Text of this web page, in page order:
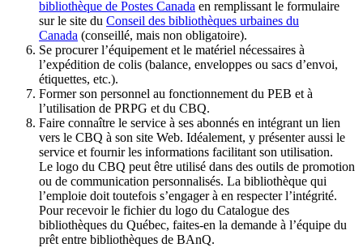
bibliothèque de Postes Canada en remplissant le formulaire
sur le site du Conseil des bibliothèques urbaines du
Canada (conseillé, mais non obligatoire).
Se procurer l’équipement et le matériel nécessaires à
l’expédition de colis (balance, enveloppes ou sacs d’envoi,
étiquettes, etc.).
Former son personnel au fonctionnement du PEB et à
l’utilisation de PRPG et du CBQ.
Faire connaître le service à ses abonnés en intégrant un lien
vers le CBQ à son site Web. Idéalement, y présenter aussi le
service et fournir les informations facilitant son utilisation.
Le logo du CBQ peut être utilisé dans des outils de promotion
ou de communication personnalisés. La bibliothèque qui
l’emploie doit toutefois s’engager à en respecter l’intégrité.
Pour recevoir le fichier du logo du Catalogue des
bibliothèques du Québec, faites-en la demande à l’équipe du
prêt entre bibliothèques de BAnQ.